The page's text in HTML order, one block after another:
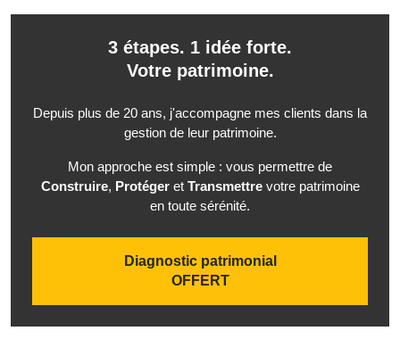
3 étapes. 1 idée forte.
Votre patrimoine.
Depuis plus de 20 ans, j'accompagne mes clients dans la
gestion de leur patrimoine.
Mon approche est simple : vous permettre de
Construire, Protégeret Transmettrevotre patrimoine
en toute sérénité.
Diagnostic patrimonial
OFFERT